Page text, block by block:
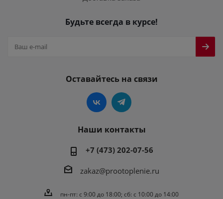
Будьте всегда в курсе!
Оставайтесь на связи
Наши контакты
+7 (473) 202-07-56
zakaz@prootoplenie.ru
пн-пт: c 9:00 до 18:00; сб: с 10:00 до 14:00